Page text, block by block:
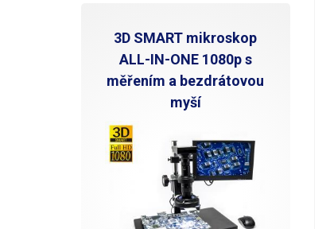
3D SMART mikroskop
ALL-IN-ONE 1080p s
měřením a bezdrátovou
myší